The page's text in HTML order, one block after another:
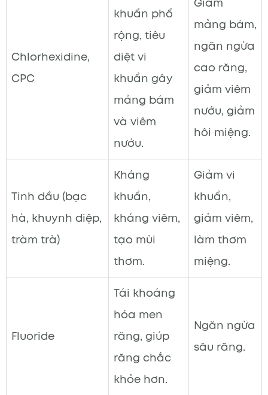
Chlorhexidine,
CPC
khuẩn phổ
rộng, tiêu
diệt vi
khuẩn gây
mảng bám
và viêm
nướu.
mảng bám,
ngăn ngừa
cao răng,
giảm viêm
nướu, giảm
hôi miệng.
Tinh dầu (bạc
hà, khuynh diệp,
tràm trà)
Kháng
khuẩn,
kháng viêm,
tạo mùi
thơm.
Giảm vi
khuẩn,
giảm viêm,
làm thơm
miệng.
Fluoride
Tái khoáng
hóa men
răng, giúp
răng chắc
khỏe hơn.
Ngăn ngừa
sâu răng.